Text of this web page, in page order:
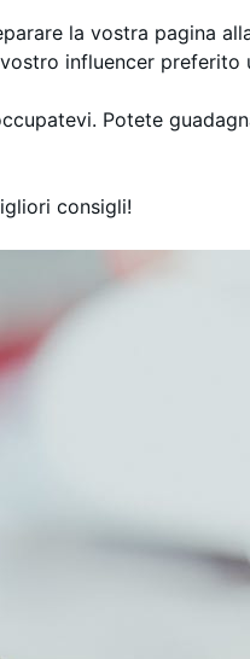
la vostra pagina
influencer preferito
Potete
consigli!